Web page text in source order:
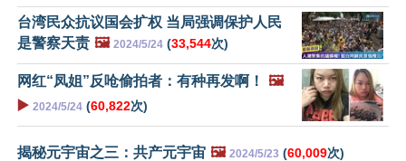
台湾民众抗议国会扩权 当局强调保护人民
是警察天责 🖼️ 2024/5/24 (33,544次)
网红“凤姐”反呛偷拍者：有种再发啊！
🖼️
▶️ 2024/5/24 (60,822次)
揭秘元宇宙之三：共产元宇宙 🖼️ 2024/5/23 (60,009次)